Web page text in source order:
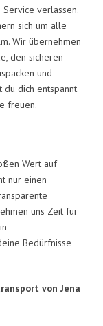
Service verlassen.
sich um alle
Wir übernehmen
den sicheren
und
dich entspannt
freuen.
Wert auf
nur einen
uns Zeit für
Bedürfnisse
von Jena